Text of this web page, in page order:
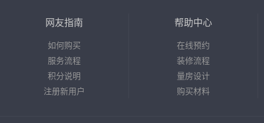
网友指南
如何购买
服务流程
积分说明
注册新用户
帮助中心
在线预约
装修流程
量房设计
购买材料